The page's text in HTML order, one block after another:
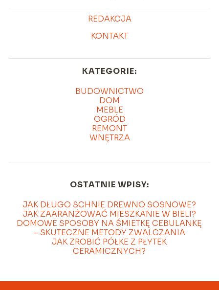
REDAKCJA
KONTAKT
KATEGORIE:
BUDOWNICTWO
DOM
MEBLE
OGRÓD
REMONT
WNĘTRZA
OSTATNIE WPISY:
JAK DŁUGO SCHNIE DREWNO SOSNOWE?
JAK ZAARANŻOWAĆ MIESZKANIE W BIELI?
DOMOWE SPOSOBY NA ŚMIETKĘ CEBULANKĘ
– SKUTECZNE METODY ZWALCZANIA
JAK ZROBIĆ PÓŁKE Z PŁYTEK
CERAMICZNYCH?